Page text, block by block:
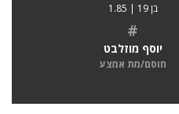
בן 19 | 1.85
#
יוסף מוזלבט
חוסם/מת אמצע